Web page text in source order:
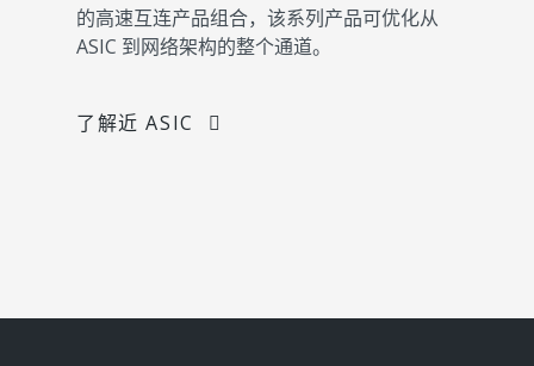
的高速互连产品组合，该系列产品可优化从
ASIC 到网络架构的整个通道。
了解近 ASIC